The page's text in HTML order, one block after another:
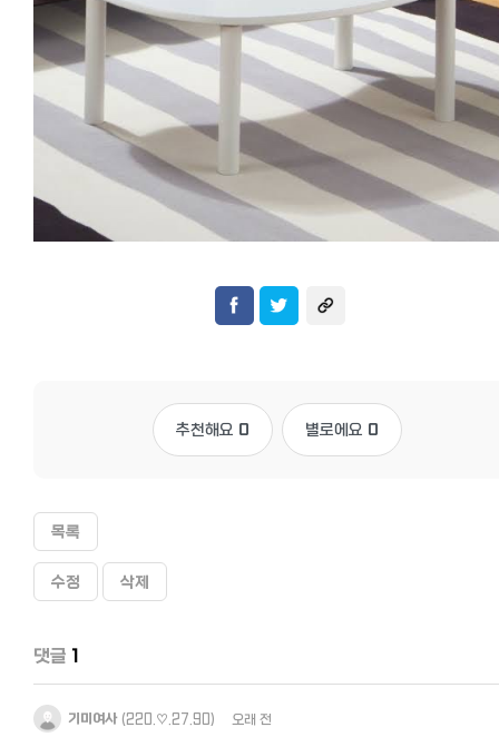
추천해요 0 별로에요 0
목록
수정 삭제
댓글 1
기미여사 (220.♡.27.90) 오래 전